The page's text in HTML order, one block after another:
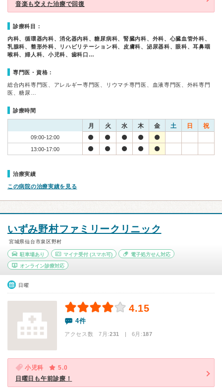
音楽も交えた治療で回復
診療科目：
内科、循環器内科、消化器内科、糖尿病科、腎臓内科、外科、心臓血管外科、
乳腺科、整形外科、リハビリテーション科、皮膚科、泌尿器科、眼科、耳鼻咽
喉科、婦人科、小児科、歯科口…
専門医・資格：
総合内科専門医、アレルギー専門医、リウマチ専門医、血液専門医、外科専門
医、糖尿…
診療時間
月 火 水 木 金 土 日 祝
09:00-12:00
13:00-17:00
治療実績
この病院の治療実績を見る
いずみ野村ファミリークリニック
宮城県仙台市泉区野村
駐車場あり マイナ受付(スマホ可) 電子処方せん対応
オンライン診療対応
日曜
4.15
4件
アクセス数 7月:231 | 6月:187
小児科
5.0
日曜日も午前診療！